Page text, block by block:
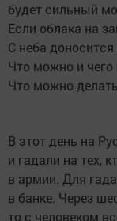
будет сильный
Если облака на
С неба
Что можно и чего
Что можно делать
В этот день на
и гадали на тех,
в армии. Для
в банке. Через
то с человеком